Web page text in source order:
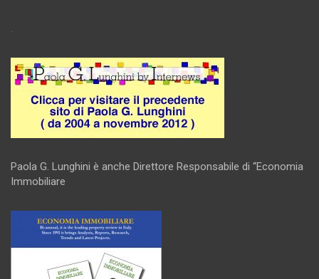
.
Paola G. Lunghini è anche Direttore Responsabile di “Economia
Immobiliare